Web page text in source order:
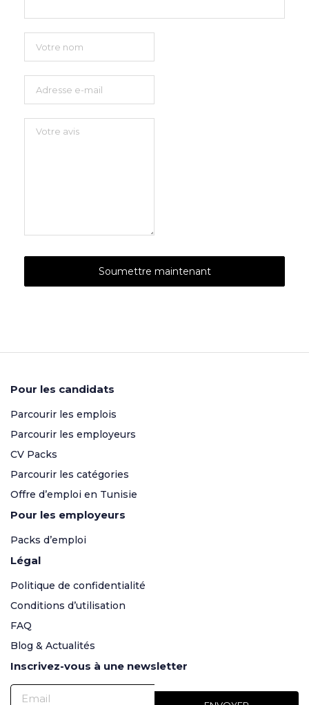
Pour les candidats
Parcourir les emplois
Parcourir les employeurs
CV Packs
Parcourir les catégories
Offre d’emploi en Tunisie
Pour les employeurs
Packs d’emploi
Légal
Politique de confidentialité
Conditions d’utilisation
FAQ
Blog & Actualités
Inscrivez-vous à une newsletter